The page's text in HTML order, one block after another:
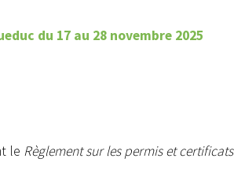
du 17 au 28 novembre 2025
le Règlement sur les permis et certificats